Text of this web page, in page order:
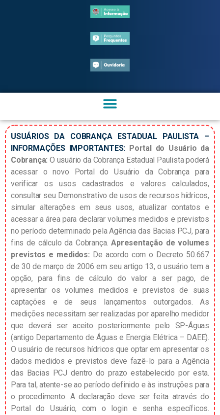
USUÁRIOS DA COBRANÇA ESTADUAL PAULISTA –
INFORMAÇÕES IMPORTANTES: Portal do Usuário da
Cobrança: O usuário da Cobrança Estadual Paulista poderá
acessar o novo Portal do Usuário da Cobrança para
verificar os usos cadastrados e valores calculados,
consultar seu Demonstrativo de usos de recursos hídricos,
simular alterações em seus usos, atualizar contatos e
acessar a área para declarar volumes medidos e previstos
no período determinado pela Agência das Bacias PCJ, para
fins de cálculo da Cobrança.Apresentação de volumes
previstos e medidos: De acordo com o Decreto 50.667
de 30 de março de 2006 em seu artigo 13, o usuário tem a
opção, para fins de cálculo do valor a ser pago, de
apresentar os volumes medidos e previstos de suas
captações e de seus lançamentos outorgados. As
medições necessitam ser realizadas por aparelho medidor
que deverá ser aceito posteriormente pelo SP-Águas
(antigo Departamento de Águas e Energia Elétrica – DAEE).
O usuário de recursos hídricos que optar em apresentar os
dados medidos e previstos deve fazê-lo para a Agência
das Bacias PCJ dentro do prazo estabelecido por esta.
Para tal, atente-se ao período definido e às instruções para
o procedimento. A declaração deve ser feita através do
Portal do Usuário, com o login e senha específicos.